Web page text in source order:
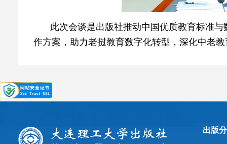
此次会谈是出版社推动中国优质教育标准
作方案，助力老挝教育数字化转型，深化中老
出版